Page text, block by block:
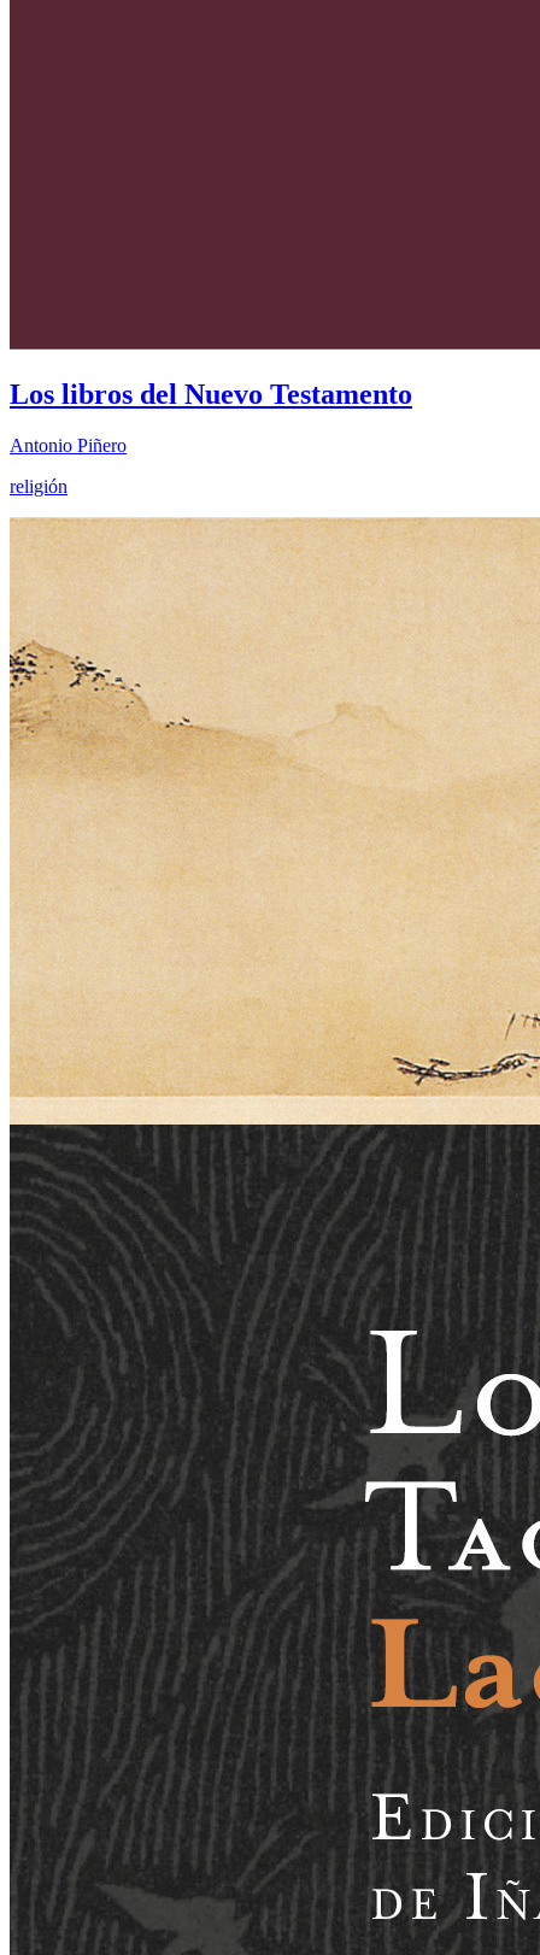
Los libros del Nuevo Testamento
Antonio Piñero
religión